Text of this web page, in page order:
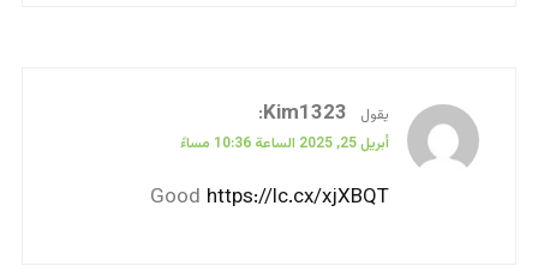
يقول Kim1323
:
أبريل 25, 2025 الساعة 10:36 مساءً
Good https://lc.cx/xjXBQT